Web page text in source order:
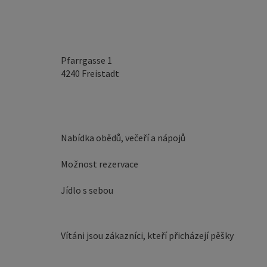
Pfarrgasse 1
4240 Freistadt
Nabídka obědů, večeří a nápojů
Možnost rezervace
Jídlo s sebou
Vítáni jsou zákazníci, kteří přicházejí pěšky